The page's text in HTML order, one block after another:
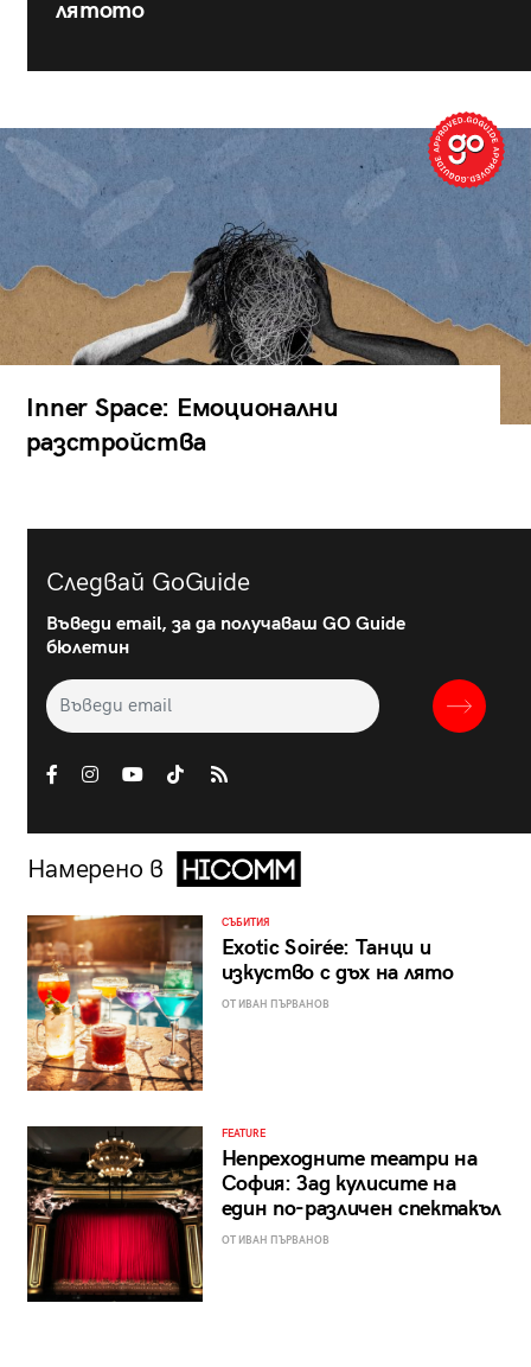
лятото
Inner Space: Емоционални
разстройства
Следвай GoGuide
Въведи email, за да получаваш GO Guide
бюлетин
Намерено в
СЪБИТИЯ
Exotic Soirée: Танци и
изкуство с дъх на лято
ОТ ИВАН ПЪРВАНОВ
FEATURE
Непреходните театри на
София: Зад кулисите на
един по-различен спектакъл
ОТ ИВАН ПЪРВАНОВ